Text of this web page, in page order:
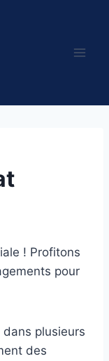
! Profitons
pour
plusieurs
des